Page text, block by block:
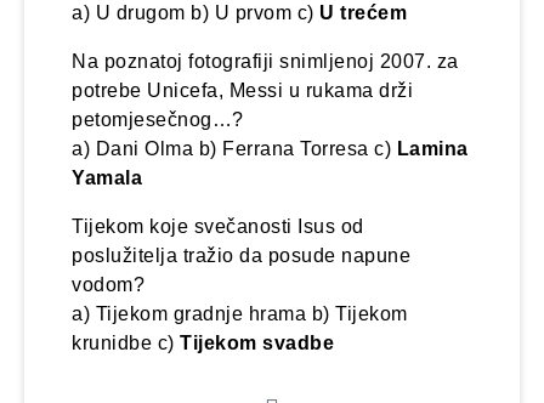
a) U drugom b) U prvom c) U trećem
Na poznatoj fotografiji snimljenoj 2007. za
potrebe Unicefa, Messi u rukama drži
petomjesečnog…?
a) Dani Olma b) Ferrana Torresa c) Lamina
Yamala
Tijekom koje svečanosti Isus od
poslužitelja tražio da posude napune
vodom?
a) Tijekom gradnje hrama b) Tijekom
krunidbe c)Tijekom svadbe